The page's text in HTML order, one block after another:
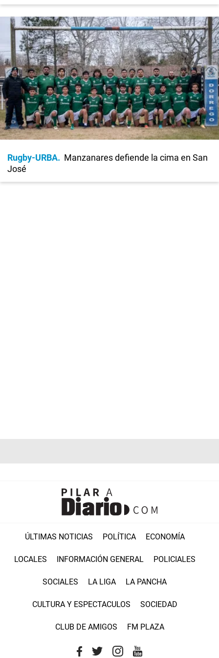
Rugby-URBA
Manzanares defiende la cima en San
José
ÚLTIMAS NOTICIAS POLÍTICA ECONOMÍA
LOCALES INFORMACIÓN GENERAL POLICIALES
SOCIALES LA LIGA LA PANCHA
CULTURA Y ESPECTACULOS SOCIEDAD
CLUB DE AMIGOS FM PLAZA